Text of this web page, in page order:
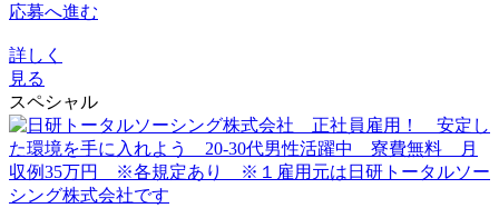
応募へ進む
詳しく
見る
スペシャル